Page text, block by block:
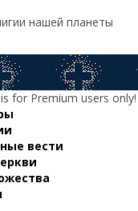
нашей планеты
for Premium users only!
вести